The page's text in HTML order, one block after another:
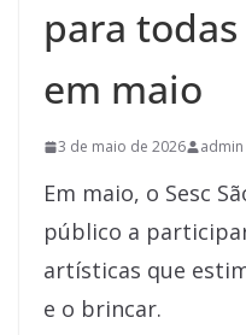
para
em maio
3 de maio de 2026 admin
Em maio, o Sesc
público a
artísticas que
e o brincar.